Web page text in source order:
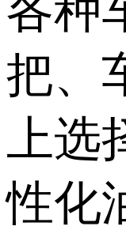
各种
把、
上选
性化